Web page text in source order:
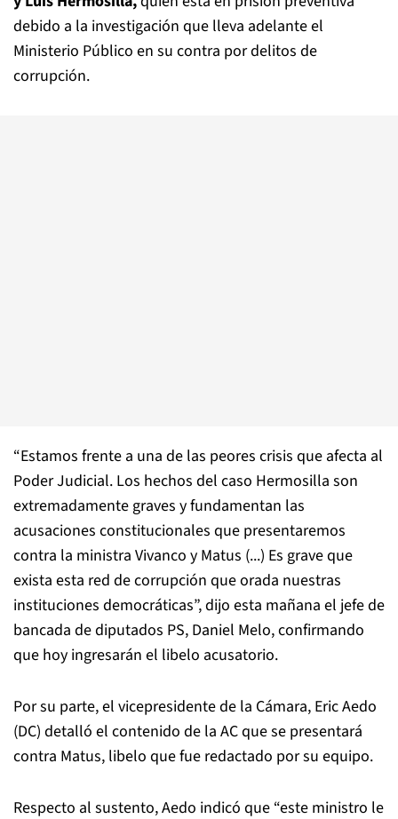
debido a la investigación que lleva adelante el
Ministerio Público en su contra por delitos de
corrupción.
“Estamos frente a una de las peores crisis que afecta al
Poder Judicial. Los hechos del caso Hermosilla son
extremadamente graves y fundamentan las
acusaciones constitucionales que presentaremos
contra la ministra Vivanco y Matus (...) Es grave que
exista esta red de corrupción que orada nuestras
instituciones democráticas”, dijo esta mañana el jefe de
bancada de diputados PS, Daniel Melo, confirmando
que hoy ingresarán el libelo acusatorio.
Por su parte, el vicepresidente de la Cámara, Eric Aedo
(DC) detalló el contenido de la AC que se presentará
contra Matus, libelo que fue redactado por su equipo.
Respecto al sustento, Aedo indicó que “este ministro le